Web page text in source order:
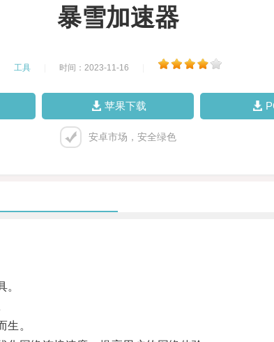
暴雪加速器
工具 时间：2023-11-16
苹果下载
安卓市场，安全绿色
。